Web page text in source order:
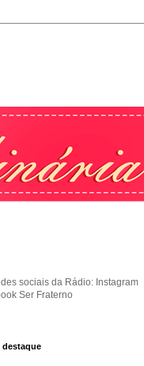
sociais da Rádio: Instagram
Ser Fraterno
destaque